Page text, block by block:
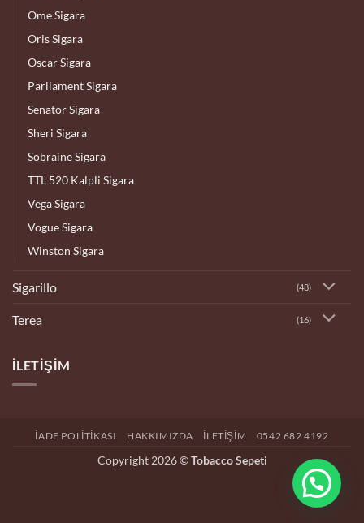
Ome Sigara
Oris Sigara
Oscar Sigara
Parliament Sigara
Senator Sigara
Sheri Sigara
Sobraine Sigara
TTL 520 Kalpli Sigara
Vega Sigara
Vogue Sigara
Winston Sigara
Sigarillo (48)
Terea (16)
İLETIŞIM
İADE POLITIKASI HAKKIMIZDA İLETIŞIM 0542 682 4192
Copyright 2026 ©Tobacco Sepeti